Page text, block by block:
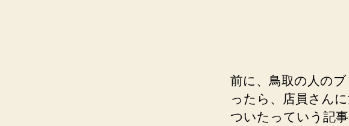
前に、鳥取の人の
ったら、店員さん
ついたっていう記事